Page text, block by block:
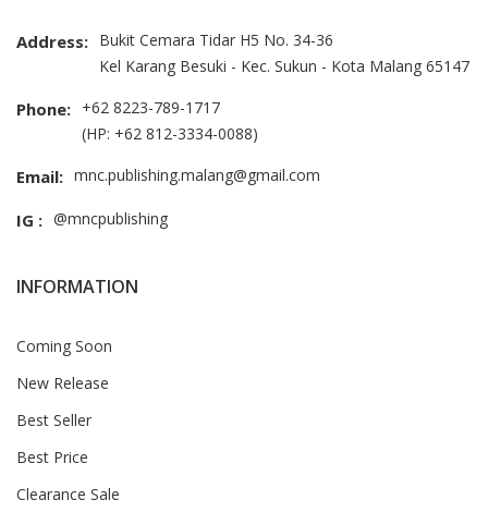
Address: Bukit Cemara Tidar H5 No. 34-36
Kel Karang Besuki - Kec. Sukun - Kota Malang 65147
Phone: +62 8223-789-1717
(HP: +62 812-3334-0088)
Email: mnc.publishing.malang@gmail.com
IG : @mncpublishing
INFORMATION
Coming Soon
New Release
Best Seller
Best Price
Clearance Sale